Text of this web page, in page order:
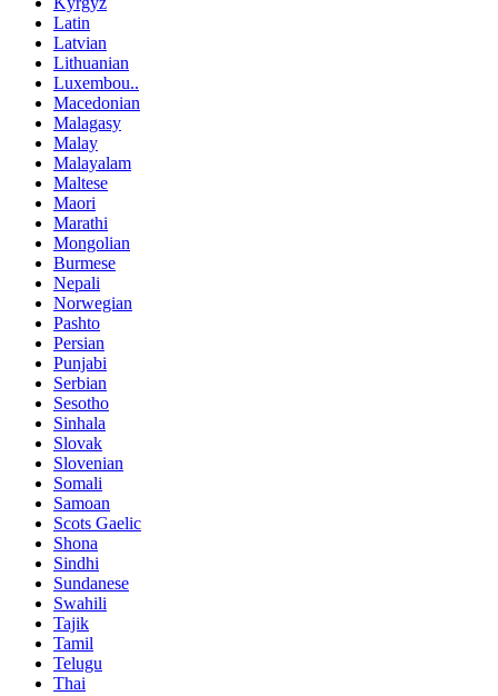
Latin
Latvian
Lithuanian
Luxembou..
Macedonian
Malagasy
Malay
Malayalam
Maltese
Maori
Marathi
Mongolian
Burmese
Nepali
Norwegian
Pashto
Persian
Punjabi
Serbian
Sesotho
Sinhala
Slovak
Slovenian
Somali
Samoan
Scots Gaelic
Shona
Sindhi
Sundanese
Swahili
Tajik
Tamil
Telugu
Thai